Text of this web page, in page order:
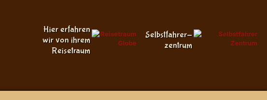
Hier erfahren
wir von ihrem
Reisetraum
Selbstfahrer-
zentrum